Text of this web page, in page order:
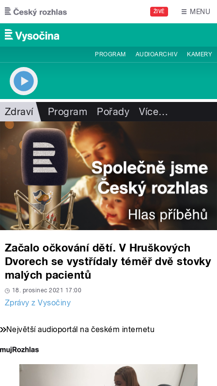
Přejít k hlavnímu obsahu
ŽIVĚ MENU
PROGRAM AUDIOARCHIV KAMERY
Zdraví Program Pořady Více…
Začalo očkování dětí. V Hruškových
Dvorech se vystřídaly téměř dvě stovky
malých pacientů
18. prosinec 2021 17:00
Zprávy z Vysočiny
Největší audioportál na českém internetu